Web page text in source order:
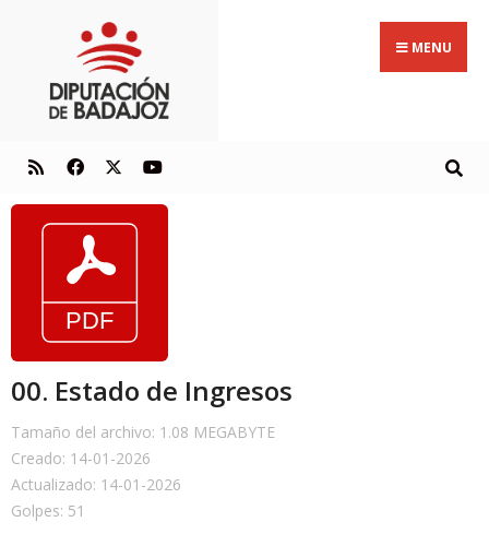
MENU
00. Estado de Ingresos
Tamaño del archivo: 1.08 MEGABYTE
Creado: 14-01-2026
Actualizado: 14-01-2026
Golpes: 51